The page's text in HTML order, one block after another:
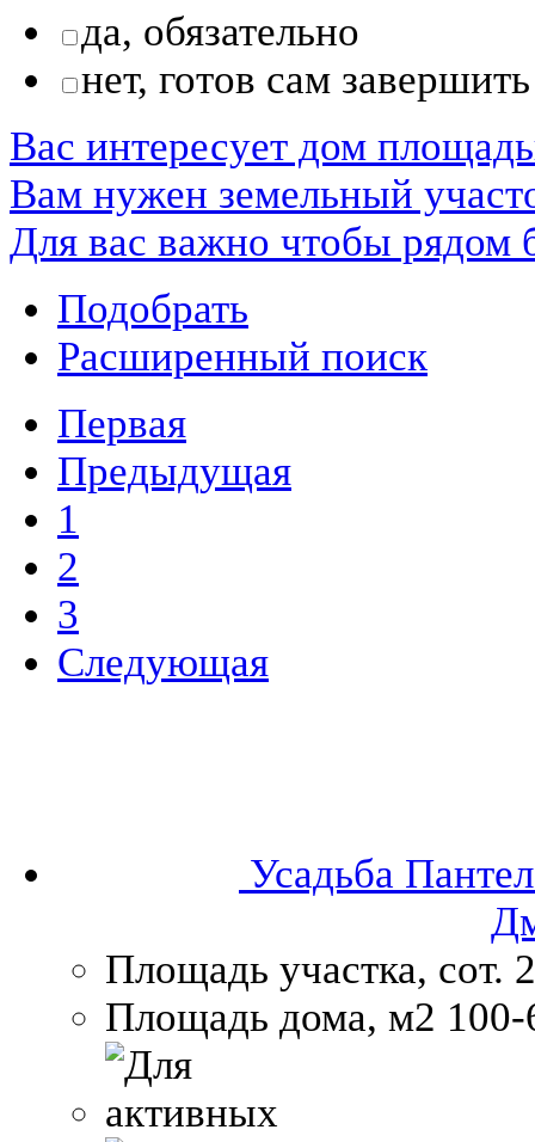
да, обязательно
нет, готов сам
Вас интересует дом
Вам нужен земельный
Для вас важно чтобы рядом
Подобрать
Расширенный поиск
Первая
Предыдущая
1
2
3
Следующая
Усадьба
Площадь участка, сот.
Площадь дома, м2